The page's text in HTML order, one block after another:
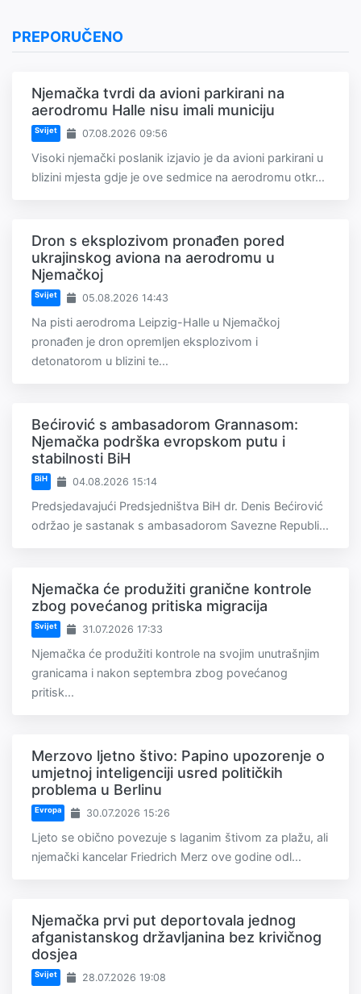
PREPORUČENO
Njemačka tvrdi da avioni parkirani na
aerodromu Halle nisu imali municiju
Svijet 07.08.2026 09:56
Visoki njemački poslanik izjavio je da avioni parkirani u
blizini mjesta gdje je ove sedmice na aerodromu otkr...
Dron s eksplozivom pronađen pored
ukrajinskog aviona na aerodromu u
Njemačkoj
Svijet 05.08.2026 14:43
Na pisti aerodroma Leipzig-Halle u Njemačkoj
pronađen je dron opremljen eksplozivom i
detonatorom u blizini te...
Bećirović s ambasadorom Grannasom:
Njemačka podrška evropskom putu i
stabilnosti BiH
BiH 04.08.2026 15:14
Predsjedavajući Predsjedništva BiH dr. Denis Bećirović
održao je sastanak s ambasadorom Savezne Republi...
Njemačka će produžiti granične kontrole
zbog povećanog pritiska migracija
Svijet 31.07.2026 17:33
Njemačka će produžiti kontrole na svojim unutrašnjim
granicama i nakon septembra zbog povećanog
pritisk...
Merzovo ljetno štivo: Papino upozorenje o
umjetnoj inteligenciji usred političkih
problema u Berlinu
Evropa 30.07.2026 15:26
Ljeto se obično povezuje s laganim štivom za plažu, ali
njemački kancelar Friedrich Merz ove godine odl...
Njemačka prvi put deportovala jednog
afganistanskog državljanina bez krivičnog
dosjea
Svijet 28.07.2026 19:08